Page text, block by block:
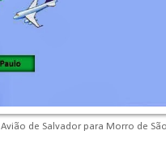
Avião de Salvador para Morro de